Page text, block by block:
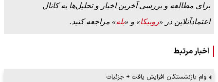
برای مطالعه و بررسی آخرین اخبار و تحلیل‌ها به کانال
اعتمادآنلاین در «روبیکا» و «بله» مراجعه کنید.
اخبار مرتبط
وام بازنشستگان افزایش یافت + جزئیات